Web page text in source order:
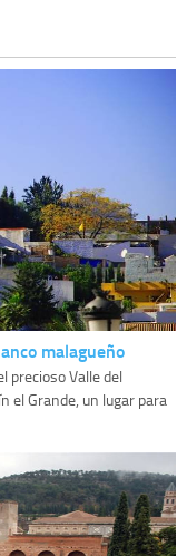
malagueño
precioso Valle del
el Grande, un lugar para